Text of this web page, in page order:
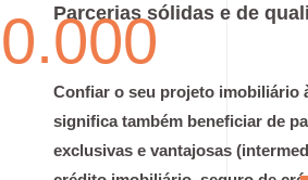
Parcerias sólidas e de
Confiar o seu projeto imobiliário
significa também beneficiar de
exclusivas e vantajosas